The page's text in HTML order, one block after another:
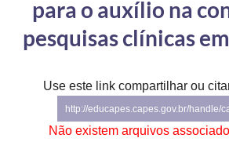
Ministério da Mulher, da Família e dos Direitos Humanos
Secretaria de Governo
Gabinete de Segurança Institucional
para o auxílio na
pesquisas clínicas
Use este link compartilhar ou
http://educapes.capes.gov.br/handle/
Não existem arquivos